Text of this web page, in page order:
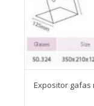
Expositor gafas